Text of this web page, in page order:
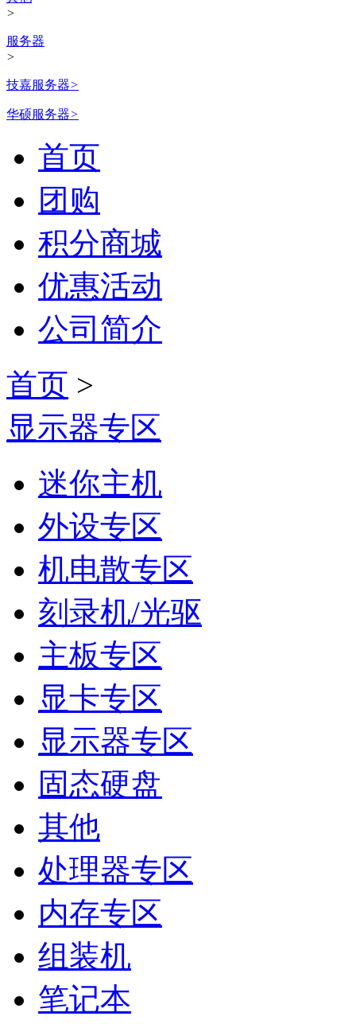
>
服务器
>
技嘉服务器>
华硕服务器>
首页
团购
积分商城
优惠活动
公司简介
首页 >
显示器专区
迷你主机
外设专区
机电散专区
刻录机/光驱
主板专区
显卡专区
显示器专区
固态硬盘
其他
处理器专区
内存专区
组装机
笔记本